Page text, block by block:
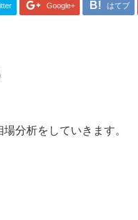
Google+ はてブ
分析をしていきます。